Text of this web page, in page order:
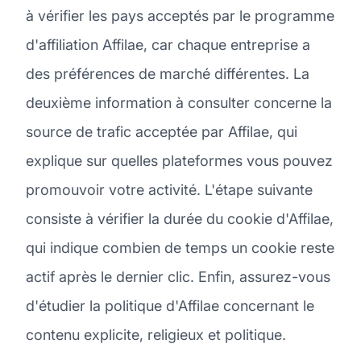
à vérifier les pays acceptés par le programme
d'affiliation Affilae, car chaque entreprise a
des préférences de marché différentes. La
deuxième information à consulter concerne la
source de trafic acceptée par Affilae, qui
explique sur quelles plateformes vous pouvez
promouvoir votre activité. L'étape suivante
consiste à vérifier la durée du cookie d'Affilae,
qui indique combien de temps un cookie reste
actif après le dernier clic. Enfin, assurez-vous
d'étudier la politique d'Affilae concernant le
contenu explicite, religieux et politique.